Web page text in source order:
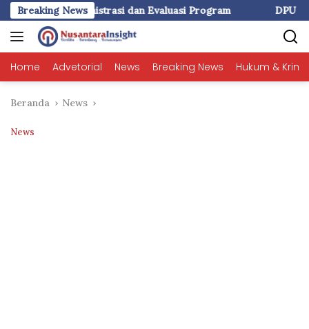
Langsung
ke
konten
Breaking News
dan Evaluasi Program DPU Makassar Rekonstruksi
Home Advetorial News Breaking News Hukum &
Beranda News
News